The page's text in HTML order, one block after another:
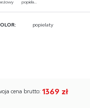
popiela...
popielaty
cena brutto:1369 zł